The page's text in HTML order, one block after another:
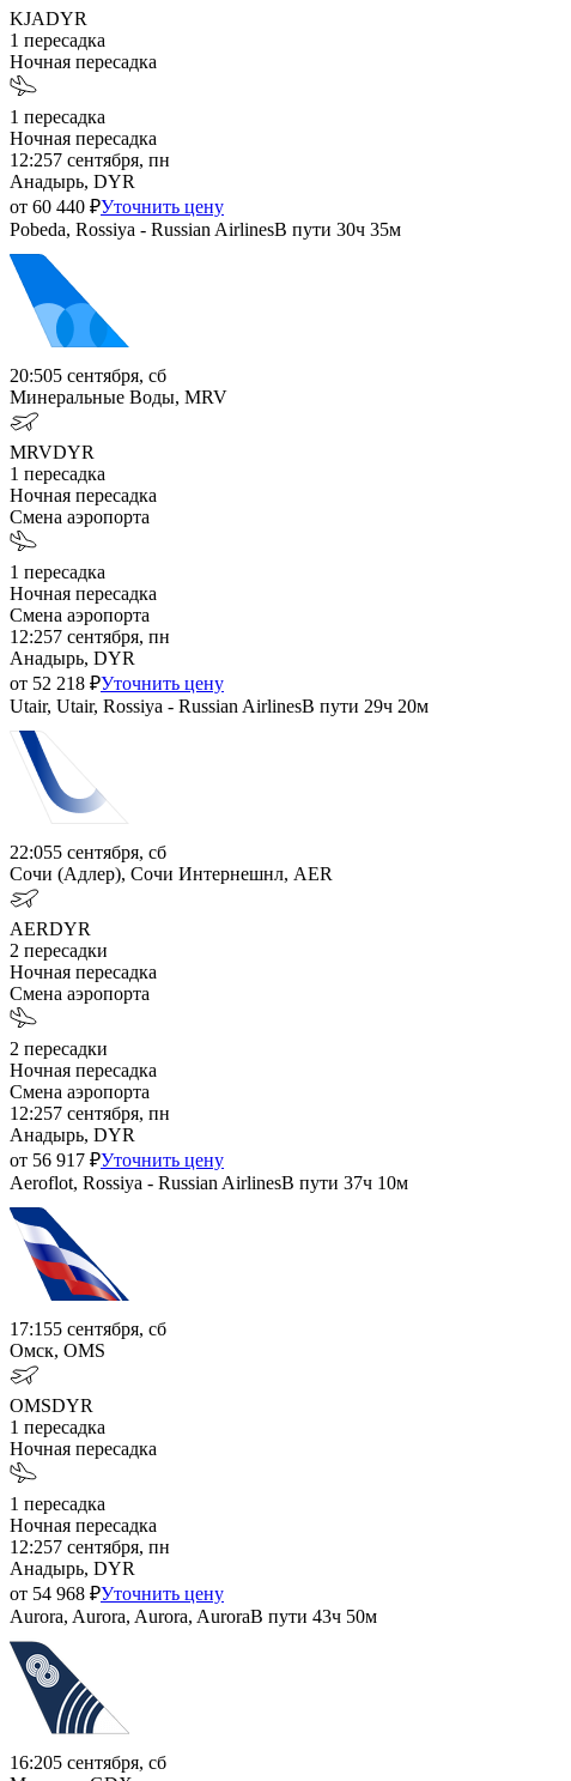
KJADYR
1 пересадка
Ночная пересадка
1 пересадка
Ночная пересадка
12:257 сентября, пн
Анадырь, DYR
от 60 440 ₽Уточнить цену
Pobeda, Rossiya - Russian AirlinesВ пути 30ч 35м
20:505 сентября, сб
Минеральные Воды, MRV
MRVDYR
1 пересадка
Ночная пересадка
Смена аэропорта
1 пересадка
Ночная пересадка
Смена аэропорта
12:257 сентября, пн
Анадырь, DYR
от 52 218 ₽Уточнить цену
Utair, Utair, Rossiya - Russian AirlinesВ пути 29ч 20м
22:055 сентября, сб
Сочи (Адлер), Сочи Интернешнл, AER
AERDYR
2 пересадки
Ночная пересадка
Смена аэропорта
2 пересадки
Ночная пересадка
Смена аэропорта
12:257 сентября, пн
Анадырь, DYR
от 56 917 ₽Уточнить цену
Aeroflot, Rossiya - Russian AirlinesВ пути 37ч 10м
17:155 сентября, сб
Омск, OMS
OMSDYR
1 пересадка
Ночная пересадка
1 пересадка
Ночная пересадка
12:257 сентября, пн
Анадырь, DYR
от 54 968 ₽Уточнить цену
Aurora, Aurora, Aurora, AuroraВ пути 43ч 50м
16:205 сентября, сб